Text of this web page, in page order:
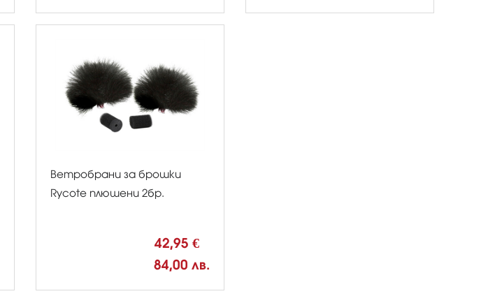
Ветробрани за брошки
Rycote плюшени 2бр.
42,95 €
84,00 лв.